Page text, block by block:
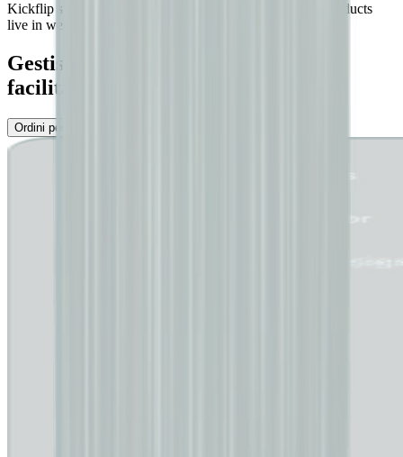
Kickflip shortens your path to market. Get your custom products
live in weeks and turn ideas into revenue without delay.
Gestisci gli ordini personalizzati con
facilità
Ordini personalizzati